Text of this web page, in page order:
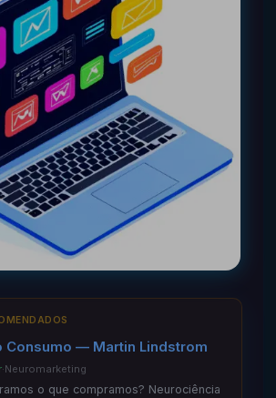
Consumo — Martin Lindstrom
·Neuromarketing
o que compramos? Neurociência